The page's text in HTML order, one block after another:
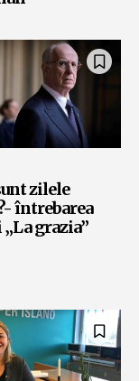
zilele
întrebarea
grazia”